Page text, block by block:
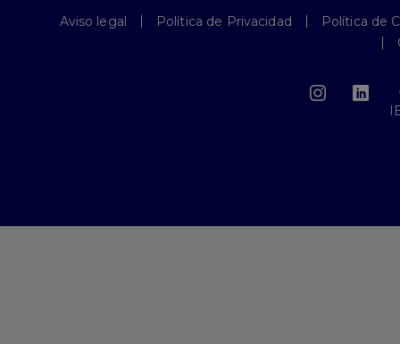
Aviso legal Política de Privacidad
Política de